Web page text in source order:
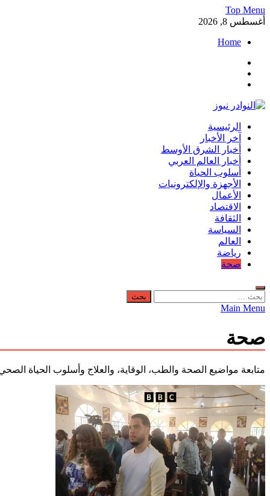
Skip
to
Top Menu
أغسطس 8, 2026
Home
النوادر نيوز
موقع إخباري عربي مستقل ينقل آخر الأخبار والتقارير من العالم
الرئيسية
آخر الأخبار
أخبار الشرق الأوسط
أخبار العالم العربي
أسلوب الحياة
الأجهزة والإلكترونيات
الأعمال
الاقتصاد
الثقافة
السياسة
العالم
رياضة
صحة
البحث
عن:
Main Menu
صحة
متابعة مواضيع الصحة والطب، الوقاية، والعلاج وأسلوب الحياة